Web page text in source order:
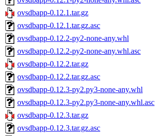
ovsdbapp-0.12.1.tar.gz
ovsdbapp-0.12.1.tar.gz.asc
ovsdbapp-0.12.2-py2-none-any.whl
ovsdbapp-0.12.2-py2-none-any.whl.asc
ovsdbapp-0.12.2.tar.gz
ovsdbapp-0.12.2.tar.gz.asc
ovsdbapp-0.12.3-py2.py3-none-any.whl
ovsdbapp-0.12.3-py2.py3-none-any.whl.asc
ovsdbapp-0.12.3.tar.gz
ovsdbapp-0.12.3.tar.gz.asc